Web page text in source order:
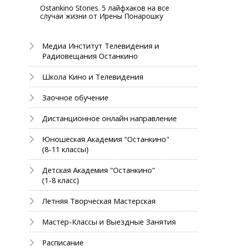
Ostankino Stories. 5 лайфхаков на все
случаи жизни от Ирены Понарошку
Медиа Институт Телевидения и
Радиовещания Останкино
Школа Кино и Телевидения
Заочное обучение
Дистанционное онлайн направление
Юношеская Академия "Останкино"
(8-11 классы)
Детская Академия "Останкино"
(1-8 класс)
Летняя Творческая Мастерская
Мастер-Классы и Выездные Занятия
Расписание